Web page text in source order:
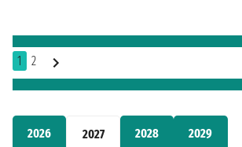
2026 2027 2028 2029
1 2